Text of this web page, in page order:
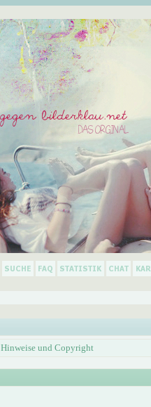
Hinweise und Copyright